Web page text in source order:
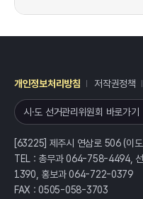
개인정보처리방침 저작권정책
시·도 선거관리위원회 바로가기
[63225] 제주시 연삼로 506 (이
TEL : 총무과 064-758-4494,
1390, 홍보과 064-722-0379
FAX : 0505-058-3703